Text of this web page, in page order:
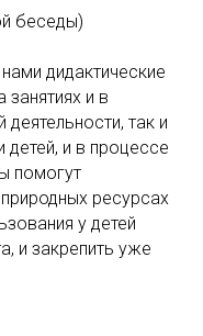
беседы)
дидактические
и в
так и
детей, и в процессе
помогут
ресурсах
у детей
и закрепить уже